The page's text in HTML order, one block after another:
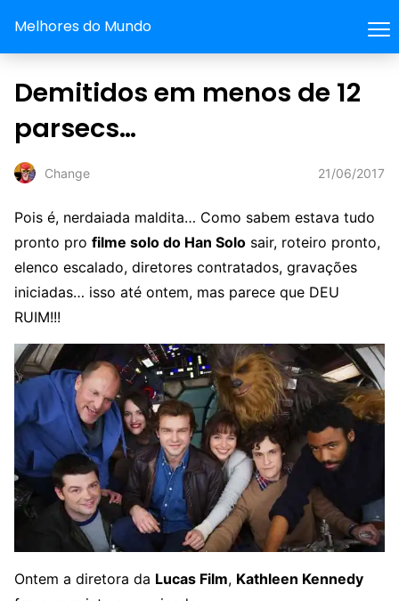
Melhores do Mundo
Demitidos em menos de 12
parsecs…
Change 21/06/2017
Pois é, nerdaiada maldita… Como sabem estava tudo
pronto pro filme solo do Han Solo sair, roteiro pronto,
elenco escalado, diretores contratados, gravações
iniciadas… isso até ontem, mas parece que DEU
RUIM!!!
Ontem a diretora da Lucas Film, Kathleen Kennedy